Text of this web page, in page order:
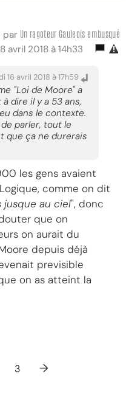
par Un ragoteur Gauleois embusqué
avril 2018 à 14h33
16 avril 2018 à 17h59
"Loi de Moore" a
dire il y a 53 ans,
dans le contexte.
parler, tout le
que ça ne durerais
les gens avaient
comme on dit
jusque au ciel", donc
que on
on aurait du
depuis déjà
previsible
on as atteint la
3 →